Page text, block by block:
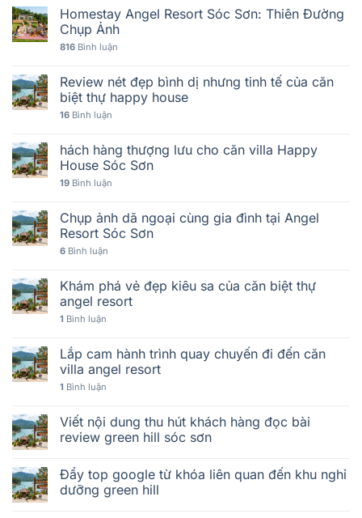
Homestay Angel Resort Sóc Sơn: Thiên Đường
Chụp Ảnh
816 Bình luận
Review nét đẹp bình dị nhưng tinh tế của căn
biệt thự happy house
16 Bình luận
hách hàng thượng lưu cho căn villa Happy
House Sóc Sơn
19 Bình luận
Chụp ảnh dã ngoại cùng gia đình tại Angel
Resort Sóc Sơn
6 Bình luận
Khám phá vẻ đẹp kiêu sa của căn biệt thự
angel resort
1 Bình luận
Lắp cam hành trình quay chuyến đi đến căn
villa angel resort
1 Bình luận
Viết nội dung thu hút khách hàng đọc bài
review green hill sóc sơn
Đẩy top google từ khóa liên quan đến khu nghỉ
dưỡng green hill